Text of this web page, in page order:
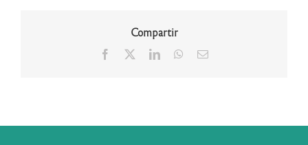
Compartir
Facebook LinkedInWhatsApp
Correo